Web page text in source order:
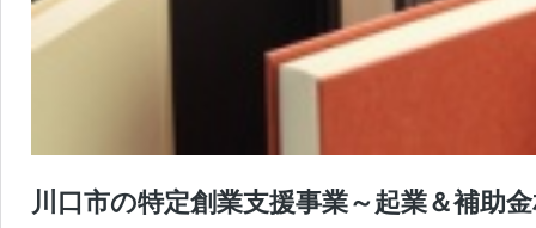
川口市の特定創業支援事業～起業＆補助